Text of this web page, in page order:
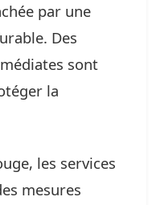
par une
Des
sont
la
les services
mesures